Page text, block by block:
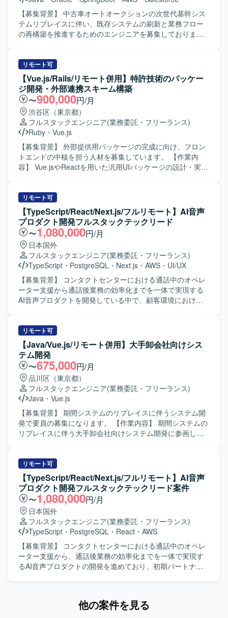
【募集背景】 中古車オートオークションの次世代基幹シス
テムリプレイスに伴い、既存システムの刷新と業務フロー
の再構築を推進するためのエンジニアを募集しておりま
Vue.js（v3）およびTypeScriptを用いた操作性の高いSPAフ
ロントエンドの設計・実装、Java（Spring Boot）による堅
牢なバックエンドの設計・開発を行っていただきます。
AI（プロンプト）を活用したソースコードおよびテストコ
ードの自動生成と実装を行い、オンプレミスOracleと
AWS（ECS）を組み合わせたハイブリッド環境で開発を進
めていただきます。 【求める人物像】 AI駆動開発に対して
積極的かつ柔軟に取り組み、新しい技術や開発手法の活用
に前向きな方を求めております。チームメンバーと円滑に
コミュニケーションを取りながら、大規模プロジェクトで
主体的に動ける方が望ましいです。 【ポジションの魅力】
スタックを実務で経験できる案件です。UI/UXにこだわった
SPA開発から堅牢なバックエンド構築まで幅広く携わること
で、フロントエンド・バックエンド双方のスキルを高めて
いただけます。 【開発環境】 フロントエンドは
Vue.js（v3）およびTypeScript、バックエンドは
Java（Spring Boot）を利用した構成となっております。イ
ンフラはオンプレミスOracleとAWS（ECS）を組み合わせ
たハイブリッド環境で、AIを活用したコードおよびテスト
自動生成ツールを用いた開発を行っております。
リモート可
【Vue.js/Rails/リモート併用】特許技術のパッケー
ジ開発・外部連携スキーム構築
〜900,000円/月
渋谷区（東京都）
フルスタックエンジニア(業務委託・フリーランス)
Ruby ・ Vue.js
【募集背景】 外部提供用パッケージの完成に向け、フロン
トエンドの中核を担う人材を募集しています。 【作業内
容】 Vue.jsやReactを用いた汎用UIパッケージの設計・実装
ブラウザなど多様な動作環境で安定稼働するフロントエン
ドを構築します。 【求める人物像】 フロントエンド開発を
起点に、システム全体の仕組みづくりに主体的に取り組め
る方を求めています。 【ポジションの魅力】 大手ポイント
発行企業へ自社開発の特許エンジンをパッケージ提供する
経験を積めます。画面開発にとどまらず、スキーマ設計や
バックエンド実装まで一貫して携われます。 【開発環境】
Vue.js、React、Ruby on Railsを使用します。Claude
Code、GitHub Copilot、CodexなどのAIツールを活用した開
発環境です。
リモート可
【TypeScript/React/Next.js/フルリモート】AI音声
プロダクト開発フルスタックテックリード
〜1,080,000円/月
日本国外
フルスタックエンジニア(業務委託・フリーランス)
TypeScript ・ PostgreSQL ・ Next.js ・ AWS ・ UI/UX
【募集背景】 コンタクトセンターにおける通話中のオペレ
ーター支援から通話後業務の効率化までを一体で実現する
AI音声プロダクトを開発している中で、顧客環境における
を継続的かつスピーディーに進められる体制づくりが課題
となっております。そのため、フロントエンドとバックエ
ンドを横断して自ら設計・実装を担いながら技術課題の整
理や開発優先順位の検討、チームの技術的な意思決定を牽
引するテックリード候補を募集しております。 【作業内
容】 AI音声プロダクトにおけるフロントエンドとバックエ
ンドの設計、開発、運用を行っていただきます。TypeScript
を中心としたWebアプリケーションの機能開発や、通話中
支援、通話後処理、ナレッジ活用に関する機能の設計・実
装を担当していただきます。顧客環境で発生する不具合や
技術課題の調査、原因分析、恒久的な改善を推進していた
ジェクトマネージャーとの要件整理、仕様検討を行ってい
ただきます。アーキテクチャ設計、技術選定、リファクタ
リング方針の策定や、コードレビュー、設計レビューを通
じた開発品質の向上にも取り組んでいただきます。開発プ
ロセスやチーム内の役割分担、情報共有方法の改善、チー
ムメンバーへの技術的な支援やナレッジ共有を行っていた
だき、将来的にはテックリードとしてチーム開発および技
術的意思決定のリードを担っていただきます。 【求める人
物像】 マネジメントだけではなく自ら設計・実装を行いな
がらチームをリードできる方を求めております。フロント
エンドとバックエンドの領域を限定せずプロダクト全体の
その場限りで終わらせずプロダクトの改善につなげられる
リモート可
【Java/Vue.js/リモート併用】大手卸会社向けシス
テム開発
〜675,000円/月
品川区（東京都）
フルスタックエンジニア(業務委託・フリーランス)
Java ・ Vue.js
【募集背景】 期間システムのリプレイスに伴うシステム開
発で要員の募集になります。 【作業内容】 期間システムの
リプレイスに伴う大手卸会社向けシステム開発に参画し、
て、既存システムからの機能移行や改修、新機能実装など
を行っていただきます。 【求める人物像】 基本設計からテ
ストまで主体的に対応し、関係者とコミュニケーションを
取りながら着実に開発を進めていただける方を求めており
ます。 【ポジションの魅力】 大手卸会社向けのシステム開
発に長期で参画でき、フロントエンドとバックエンドのい
ずれの領域でも開発経験を積むことができます。リプレイ
ス案件のため、既存システムの理解から新システムへの移
行まで一連のプロセスに関わることができます。 【開発環
境】 フロントエンドはVue.js、バックエンドはJavaとSQL
を用いたシステム開発になります。
リモート可
【TypeScript/React/Next.js/フルリモート】AI音声
プロダクト開発フルスタックテックリード案件
〜1,080,000円/月
日本国外
フルスタックエンジニア(業務委託・フリーランス)
TypeScript ・ PostgreSQL ・ React ・ AWS
【募集背景】 コンタクトセンターにおける通話中のオペレ
ーター支援から、通話後業務の効率化までを一体で実現す
るAI音声プロダクトの開発を進めており、初期パートナー
トエンドとバックエンドを横断して設計・実装を担いなが
他の案件を見る